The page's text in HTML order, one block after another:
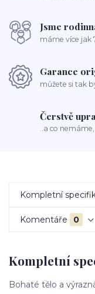
Jsme
máme více jak
Garance
můžete si tak
Čerstvě
..a co
Kompletní
Komentáře 0
Kompletní
Bohaté tělo a